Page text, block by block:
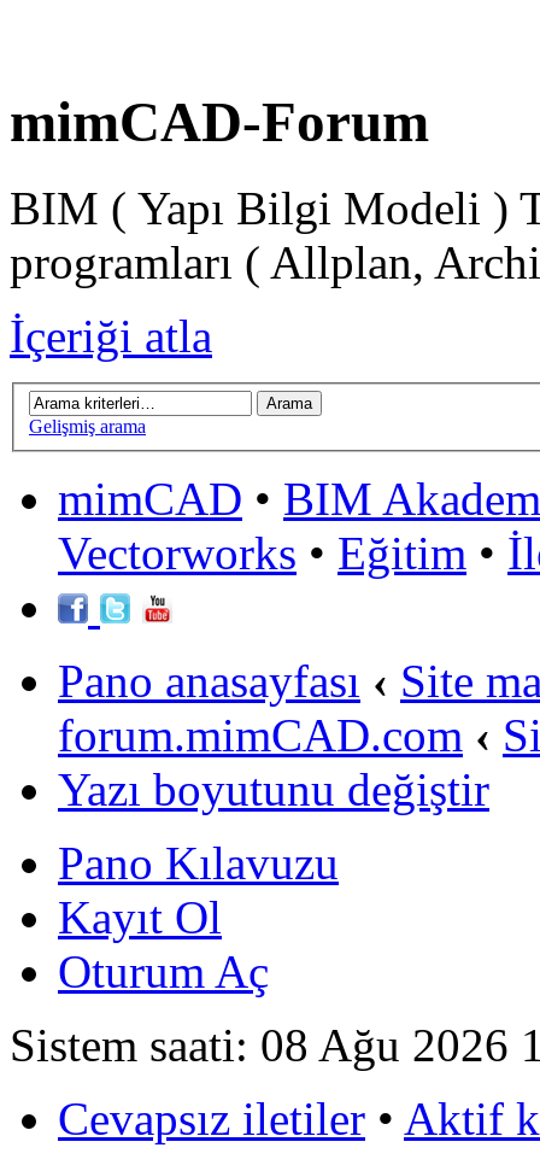
mimCAD-Forum
BIM ( Yapı Bilgi Modeli )
programları ( Allplan,
İçeriği atla
Gelişmiş arama
mimCAD • BIM
Vectorworks • Eğitim •
Pano anasayfası ‹ Site
forum.mimCAD.com ‹
Yazı boyutunu değiştir
Pano Kılavuzu
Kayıt Ol
Oturum Aç
Sistem saati: 08 Ağu 2026
Cevapsız iletiler • Aktif